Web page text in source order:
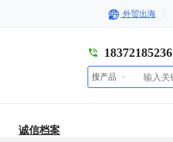
外贸出海
18372185236
搜产品
诚信档案